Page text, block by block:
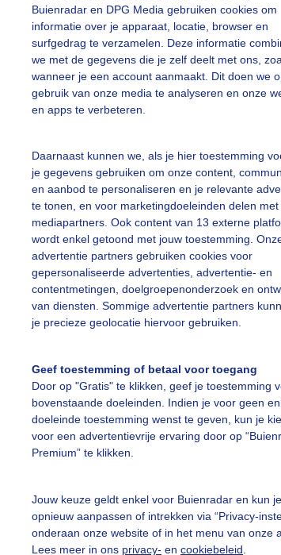
Buienradar en DPG Media gebruiken cookies om
informatie over je apparaat, locatie, browser en
surfgedrag te verzamelen. Deze informatie
we met de gegevens die je zelf deelt met ons,
wanneer je een account aanmaakt. Dit doen we
gebruik van onze media te analyseren en onze
en apps te verbeteren.
Daarnaast kunnen we, als je hier toestemming
je gegevens gebruiken om onze content,
en aanbod te personaliseren en je relevante
te tonen, en voor marketingdoeleinden delen met
mediapartners. Ook content van 13 externe
wordt enkel getoond met jouw toestemming.
advertentie partners gebruiken cookies voor
gepersonaliseerde advertenties, advertentie- en
contentmetingen, doelgroepenonderzoek en
van diensten. Sommige advertentie partners
je precieze geolocatie hiervoor gebruiken.
Geef toestemming of betaal voor toegang
Door op "Gratis" te klikken, geef je toestemming
bovenstaande doeleinden. Indien je voor geen
doeleinde toestemming wenst te geven, kun je
voor een advertentievrije ervaring door op
Premium” te klikken.
Jouw keuze geldt enkel voor Buienradar en kun je
opnieuw aanpassen of intrekken via “Privacy-
onderaan onze website of in het menu van onze
Lees meer in ons privacy- en cookiebeleid
Dilia van Zon Gemaakt: 19-05-2026, 34x bekeken
slideshow
vragen
Team
De Bilt